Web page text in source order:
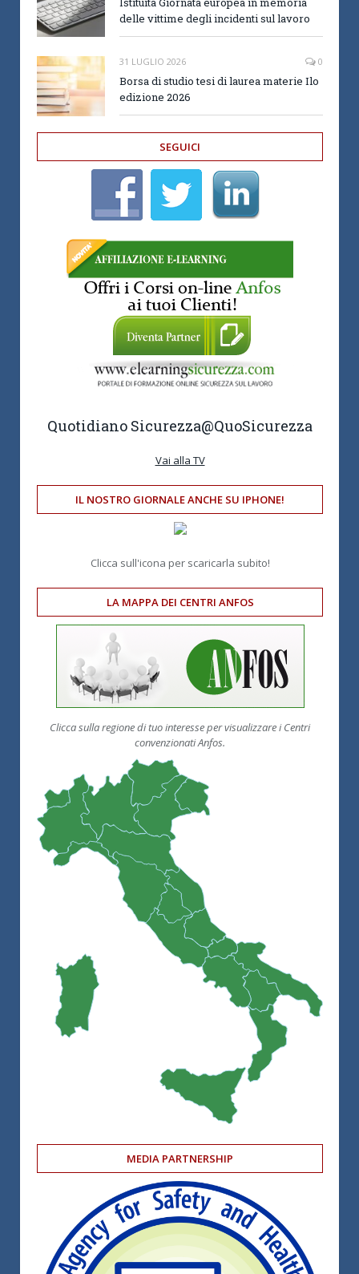
delle vittime degli incidenti sul lavoro
31 LUGLIO 2026 0
Borsa di studio tesi di laurea materie Ilo
edizione 2026
SEGUICI
Quotidiano Sicurezza@QuoSicurezza
Vai alla TV
IL NOSTRO GIORNALE ANCHE SU IPHONE!
Clicca sull'icona per scaricarla subito!
LA MAPPA DEI CENTRI ANFOS
Clicca sulla regione di tuo interesse per visualizzare i Centri
convenzionati Anfos.
MEDIA PARTNERSHIP